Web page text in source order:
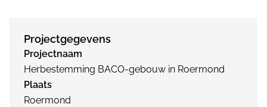
Projectgegevens
Projectnaam
Herbestemming BACO-gebouw in Roermond
Plaats
Roermond